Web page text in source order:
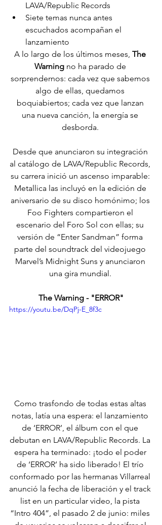
LAVA/Republic Records
Siete temas nunca antes
escuchados acompañan el
lanzamiento
A lo largo de los últimos meses, The
Warning no ha parado de
sorprendernos: cada vez que sabemos
algo de ellas, quedamos
boquiabiertos; cada vez que lanzan
una nueva canción, la energía se
desborda.
Desde que anunciaron su integración
al catálogo de LAVA/Republic Records,
su carrera inició un ascenso imparable:
Metallica las incluyó en la edición de
aniversario de su disco homónimo; los
Foo Fighters compartieron el
escenario del Foro Sol con ellas; su
versión de “Enter Sandman” forma
parte del soundtrack del videojuego
Marvel’s Midnight Suns y anunciaron
una gira mundial.
The Warning - "ERROR"
https://youtu.be/DqPj-E_8f3c
Como trasfondo de todas estas altas
notas, latía una espera: el lanzamiento
de ‘ERROR’, el álbum con el que
debutan en LAVA/Republic Records. La
espera ha terminado: ¡todo el poder
de ‘ERROR’ ha sido liberado! El trío
conformado por las hermanas Villarreal
anunció la fecha de liberación y el track
list en un particular video, la pista
“Intro 404”, el pasado 2 de junio: miles